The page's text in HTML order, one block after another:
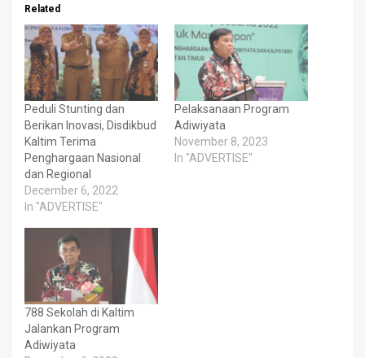
Related
Peduli Stunting dan
Berikan Inovasi, Disdikbud
Kaltim Terima
Penghargaan Nasional
dan Regional
December 6, 2022
In "ADVERTISE"
Pelaksanaan Program
Adiwiyata
November 8, 2023
In "ADVERTISE"
788 Sekolah di Kaltim
Jalankan Program
Adiwiyata